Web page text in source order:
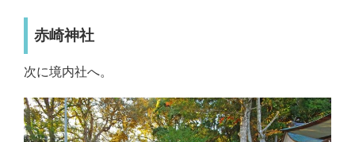
赤崎神社
次に境内社へ。